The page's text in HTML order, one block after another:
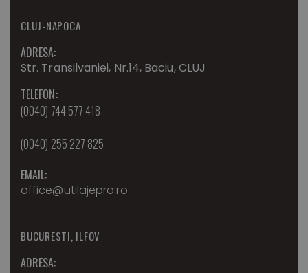
CLUJ-NAPOCA
ADRESA:
Str. Transilvaniei, Nr.14, Baciu, CLUJ
TELEFON:
(0040) 744 577 418
(0040) 255 227 825
EMAIL:
office@utilajepro.ro
BUCURESTI, ILFOV
ADRESA: